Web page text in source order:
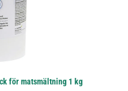
för matsmältning 1 kg